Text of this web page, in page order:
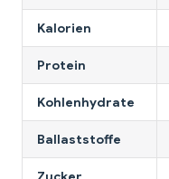
Kalorien
Protein
Kohlenhydrate
Ballaststoffe